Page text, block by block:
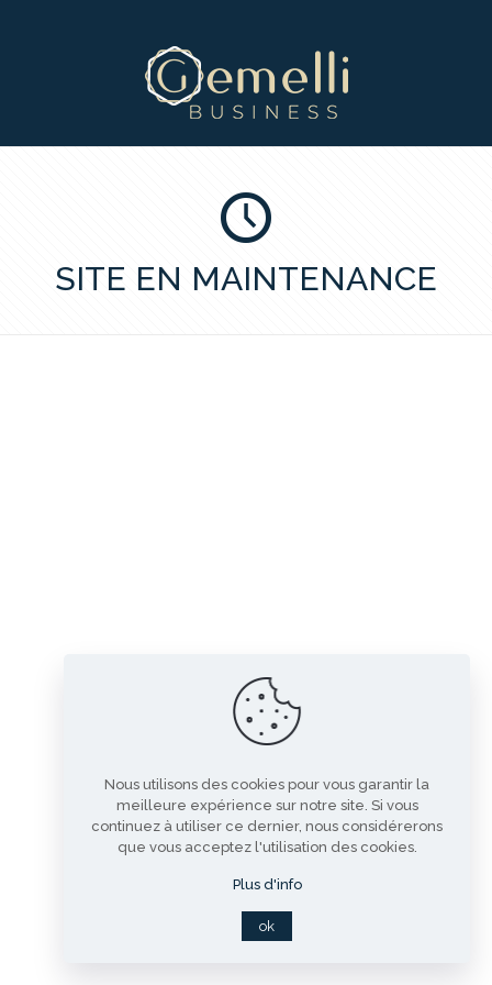
SITE EN MAINTENANCE
Nous utilisons des cookies pour vous garantir la
meilleure expérience sur notre site. Si vous
continuez à utiliser ce dernier, nous considérerons
que vous acceptez l'utilisation des cookies.
Plus d'info
ok